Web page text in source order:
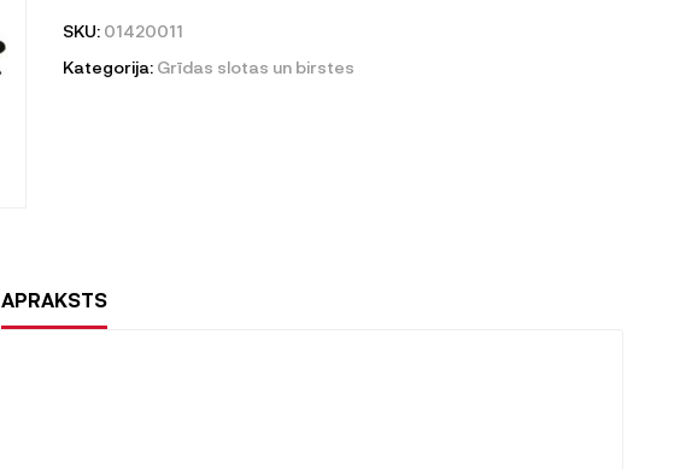
SKU: 01420011
Kategorija: Grīdas slotas un birstes
APRAKSTS